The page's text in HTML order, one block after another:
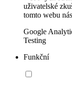
uživatelské
tomto webu
Google
Testing
Funkční